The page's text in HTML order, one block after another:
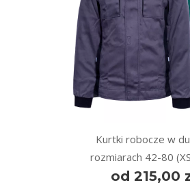
Kurtki robocze w
rozmiarach 42-80
od 215,00